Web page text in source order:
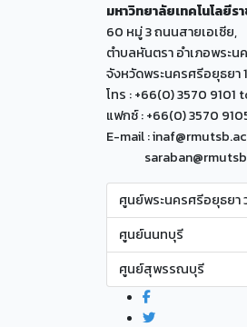
มหาวิทยาลัยเทคโนโลยี
60 หมู่ 3 ถนนสายเอเซีย,
ตำบลหันตรา อำเภอพระน
จังหวัดพระนครศรีอยุธยา
โทร : +66(0) 3570 9101
แฟกซ์ : +66(0) 3570
E-mail :
ศูนย์พระนครศรีอยุธยา
ศูนย์นนทบุรี
ศูนย์สุพรรณบุรี